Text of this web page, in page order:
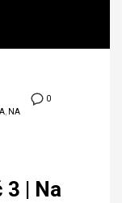
0
, NA
| Na